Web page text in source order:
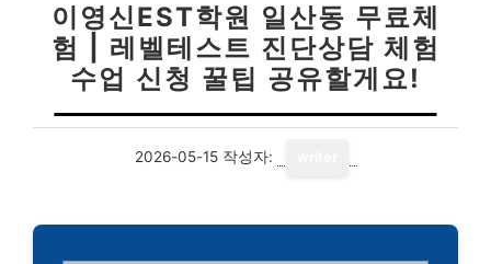
이영신EST학원 일산동 무료체
험 | 레벨테스트 진단상담 체험
수업 신청 꿀팁 공유할게요!
2026-05-15 작성자: